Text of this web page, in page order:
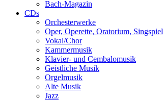
Bach-Magazin
CDs
Orchesterwerke
Oper, Operette, Oratorium, Singspiel
Vokal/Chor
Kammermusik
Klavier- und Cembalomusik
Geistliche Musik
Orgelmusik
Alte Musik
Jazz